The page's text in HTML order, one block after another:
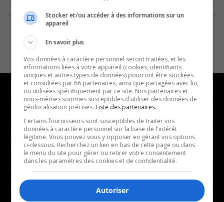
NOUVELLES
- Affaires municipales
- Communauté / Social
- Culture
- Économie
- Éducation
MUSIQUE
- Décompte franco
- Joué récemment
BALADOS
Stocker et/ou accéder à des informations sur un
appareil
En savoir plus
Vos données à caractère personnel seront traitées, et les
informations liées à votre appareil (cookies, identifiants
uniques et autres types de données) pourront être stockées
et consultées par 66 partenaires, ainsi que partagées avec lui,
ou utilisées spécifiquement par ce site. Nos partenaires et
nous-mêmes sommes susceptibles d'utiliser des données de
géolocalisation précises. Liste des partenaires.
Certains fournisseurs sont susceptibles de traiter vos
données à caractère personnel sur la base de l'intérêt
légitime. Vous pouvez vous y opposer en gérant vos options
ci-dessous. Recherchez un lien en bas de cette page ou dans
le menu du site pour gérer ou retirer votre consentement
dans les paramètres des cookies et de confidentialité.
Autoriser